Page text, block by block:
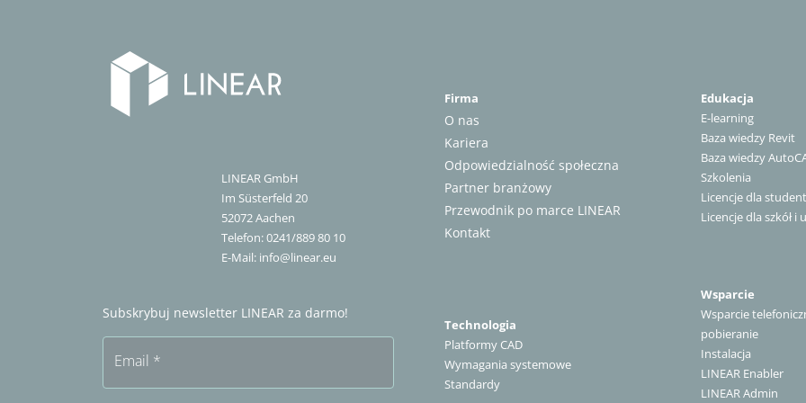
LINEAR GmbH
Im Süsterfeld 20
52072Aachen
Telefon:0241/889 80 10
E-Mail: info@linear.eu
Subskrybuj newsletter LINEAR za darmo!
Email *
Firma
O nas
Kariera
Odpowiedzialność społeczna
Partner branżowy
Przewodnik po marce LINEAR
Kontakt
Technologia
Platformy CAD
Wymagania systemowe
Standardy
Edukacja
E-learning
Baza wiedzy Revit
Baza wiedzy
Szkolenia
Licencje dla
Licencje dla szkół i
Wsparcie
Wsparcie
pobieranie
Instalacja
LINEAR Enabler
LINEAR Admin